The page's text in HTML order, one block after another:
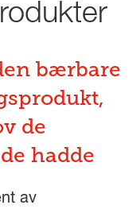
bærbare
de
hadde
av